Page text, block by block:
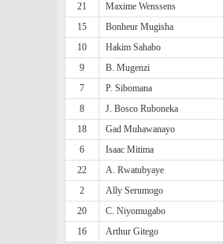
21 Maxime Wenssens
15
Bonheur Mugisha
10
Hakim Sahabo
9
B. Mugenzi
7
P. Sibomana
8
J. Bosco Ruboneka
18
Gad Muhawanayo
6
Isaac Mitima
22
A. Rwatubyaye
2
Ally Serumogo
20
C. Niyomugabo
16
Arthur Gitego